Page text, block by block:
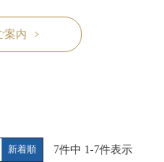
案内
新着順 7件中 1-7件表示